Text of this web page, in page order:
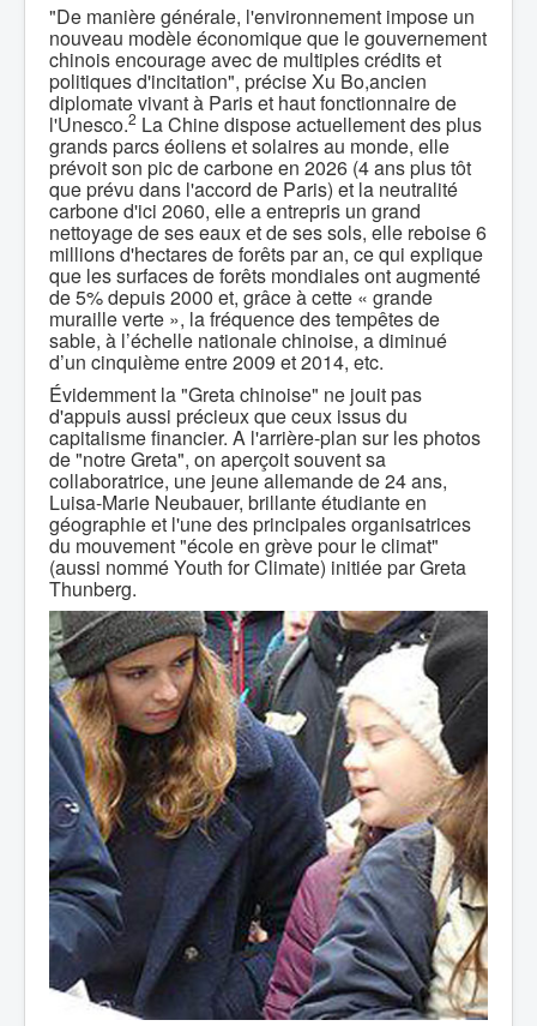
"De manière générale, l'environnement impose un
nouveau modèle économique que le gouvernement
chinois encourage avec de multiples crédits et
politiques d'incitation", précise Xu Bo,ancien
diplomate vivant à Paris et haut fonctionnaire de
l'Unesco.2 La Chine dispose actuellement des plus
grands parcs éoliens et solaires au monde, elle
prévoit son pic de carbone en 2026 (4 ans plus tôt
que prévu dans l'accord de Paris) et la neutralité
carbone d'ici 2060, elle a entrepris un grand
nettoyage de ses eaux et de ses sols, elle reboise 6
millions d'hectares de forêts par an, ce qui explique
que les surfaces de forêts mondiales ont augmenté
de 5% depuis 2000 et, grâce à cette « grande
muraille verte », la fréquence des tempêtes de
sable, à l’échelle nationale chinoise, a diminué
d’un cinquième entre 2009 et 2014, etc.
Évidemment la "Greta chinoise" ne jouit pas
d'appuis aussi précieux que ceux issus du
capitalisme financier. A l'arrière-plan sur les photos
de "notre Greta", on aperçoit souvent sa
collaboratrice, une jeune allemande de 24 ans,
Luisa-Marie Neubauer, brillante étudiante en
géographie et l'une des principales organisatrices
du mouvement "école en grève pour le climat"
(aussi nommé Youth for Climate) initiée par Greta
Thunberg.